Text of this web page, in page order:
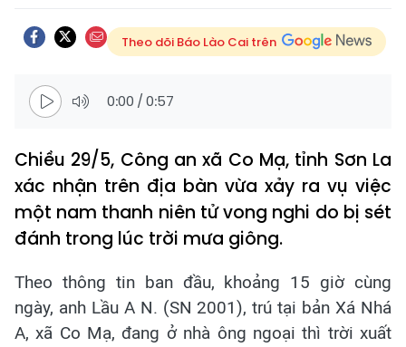
Theo dõi Báo Lào Cai trên
0:00 /0:57
Chiều 29/5, Công an xã Co Mạ, tỉnh Sơn La
xác nhận trên địa bàn vừa xảy ra vụ việc
một nam thanh niên tử vong nghi do bị sét
đánh trong lúc trời mưa giông.
Theo thông tin ban đầu, khoảng 15 giờ cùng
ngày, anh Lầu A N. (SN 2001), trú tại bản Xá Nhá
A, xã Co Mạ, đang ở nhà ông ngoại thì trời xuất